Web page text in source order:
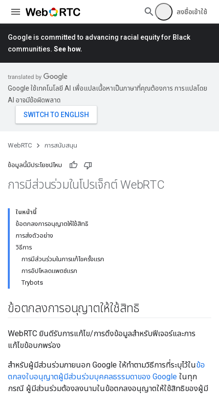
ลงชื่อเข้าใช้
Google is committed to advancing racial equity for Black
communities. See how.
Google ใช้เทคโนโลยี AI เพื่อแปลเนื้อหาเป็นภาษาที่คุณต้องการ การแปลโดย
AI อาจมีข้อผิดพลาด
WebRTC การสนับสนุน
ข้อมูลนี้มีประโยชน์ไหม
การมีส่วนร่วมในโปรเจ็กต์ WebRTC
ในหน้านี้
ข้อตกลงการอนุญาตให้ใช้สิทธิ
การส่งตัวอย่าง
วิธีการ
การมีส่วนร่วมในการแก้ไขครั้งแรก
การอัปโหลดแพตช์แรก
Trybots
ข้อตกลงการอนุญาตให้ใช้สิทธิ
WebRTC ยินดีรับการแก้ไข/การดึงข้อมูลสำหรับฟีเจอร์และการ
แก้ไขข้อบกพร่อง
สำหรับผู้มีส่วนร่วมภายนอก Google ให้ทำตามวิธีการที่ระบุไว้ในข้อ
ตกลงใบอนุญาตผู้มีส่วนร่วมบุคคลธรรมดาของ Google ในทุก
กรณี ผู้มีส่วนร่วมต้องลงนามในข้อตกลงอนุญาตให้ใช้สิทธิของผู้มี